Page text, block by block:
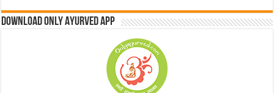
Download Only Ayurved App